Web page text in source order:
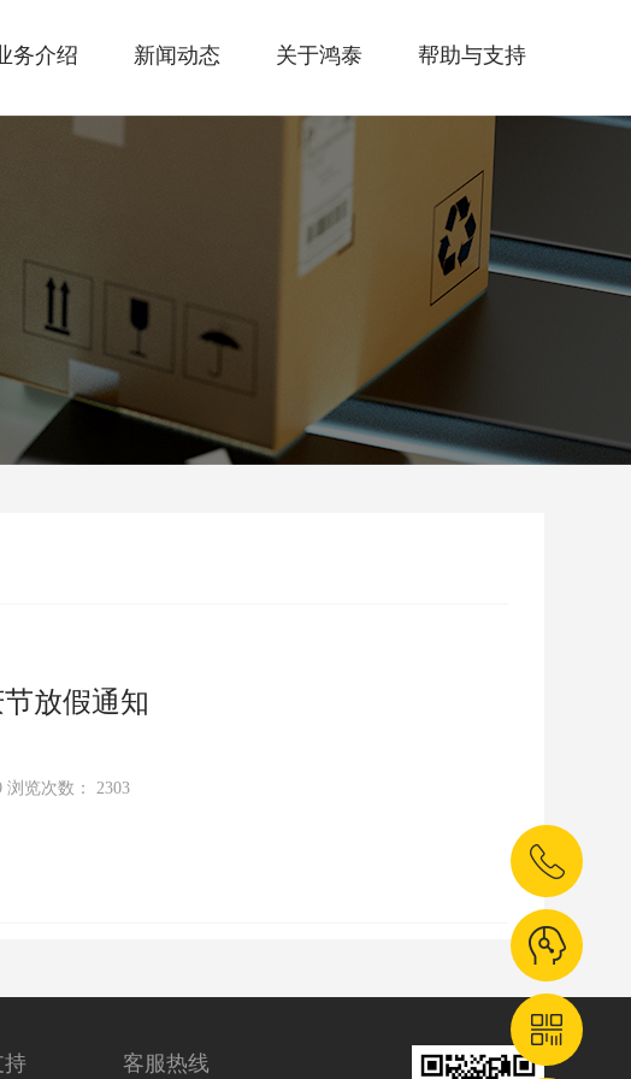
务介绍 新闻动态 关于鸿泰 帮助与支持
放假通知
浏览次数： 2303
持 客服热线